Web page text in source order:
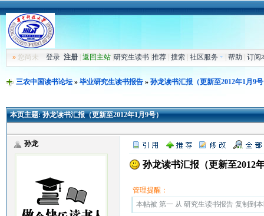
»您尚未 登录 注册| 返回主站| 研究生读书| 推荐| 搜索| 社区服务 帮助 订阅
三农中国读书论坛» 毕业研究生读书报告» 孙龙读书汇报（更新至2012年1月9
本页主题:孙龙读书汇报（更新至2012年1月9号）
孙龙
孙龙读书汇报（更新至2012
管理提醒：
本帖被 第一 从 研究生读书报告 复制到